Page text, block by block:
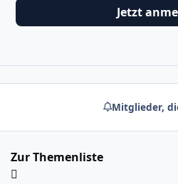
Jetzt
Mitglieder,
Zur Themenliste